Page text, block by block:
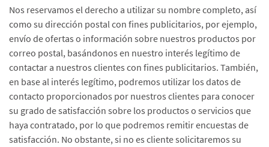
Nos reservamos el derecho a utilizar su nombre completo, así
como su dirección postal con fines publicitarios, por ejemplo,
envío de ofertas o información sobre nuestros productos por
correo postal, basándonos en nuestro interés legítimo de
contactar a nuestros clientes con fines publicitarios. También,
en base al interés legítimo, podremos utilizar los datos de
contacto proporcionados por nuestros clientes para conocer
su grado de satisfacción sobre los productos o servicios que
haya contratado, por lo que podremos remitir encuestas de
satisfacción. No obstante, si no es cliente solicitaremos su